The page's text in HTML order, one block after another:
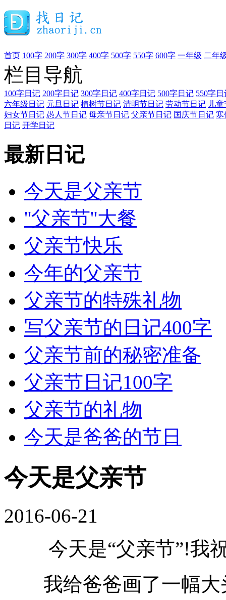
首页 100字 200字 300字 400字 500字 550字 600字 一年级 二年
栏目导航
100字日记 200字日记 300字日记 400字日记 500字日记 550字日
六年级日记 元旦日记 植树节日记 清明节日记 劳动节日记 儿
妇女节日记 愚人节日记 母亲节日记 父亲节日记 国庆节日记 寒
日记 开学日记
最新日记
今天是父亲节
''父亲节''大餐
父亲节快乐
今年的父亲节
父亲节的特殊礼物
写父亲节的日记400字
父亲节前的秘密准备
父亲节日记100字
父亲节的礼物
今天是爸爸的节日
今天是父亲节
2016-06-21
今天是“父亲节”!我祝
我给爸爸画了一幅大